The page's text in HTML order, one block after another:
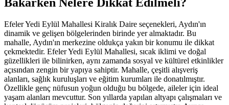
Efeler Yedi Eylül Mahallesi Kiralık Daire seçenekleri, Aydın'ın
dinamik ve gelişen bölgelerinden birinde yer almaktadır. Bu
mahalle, Aydın'ın merkezine oldukça yakın bir konumu ile dikkat
çekmektedir. Efeler Yedi Eylül Mahallesi, sıcak iklimi ve doğal
güzellikleri ile bilinirken, aynı zamanda sosyal ve kültürel etkinlikler
açısından zengin bir yapıya sahiptir. Mahalle, çeşitli alışveriş
alanları, sağlık kuruluşları ve eğitim kurumları ile donatılmıştır.
Özellikle genç nüfusun yoğun olduğu bu bölgede, aileler için ideal
yaşam alanları mevcuttur. Son yıllarda yapılan altyapı çalışmaları ve